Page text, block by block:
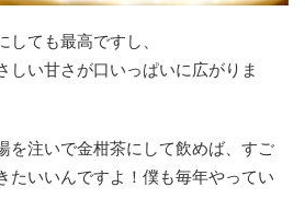
ても最高ですし、
しい甘さが口いっぱいに広がりま
を注いで金柑茶にして飲めば、すご
たいいんですよ！僕も毎年やってい